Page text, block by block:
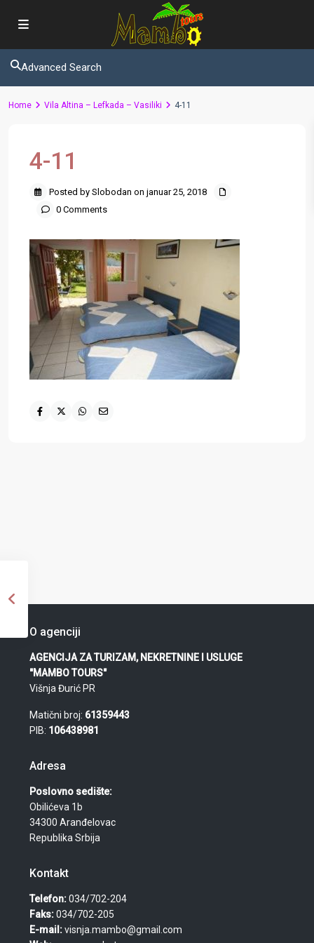
Advanced Search
Home Vila Altina – Lefkada – Vasiliki 4-11
4-11
Posted by Slobodan on januar 25, 2018
0 Comments
O agenciji
AGENCIJA ZA TURIZAM, NEKRETNINE I USLUGE
"MAMBO TOURS"
Višnja Đurić PR
Matični broj: 61359443
PIB: 106438981
Adresa
Poslovno sedište:
Obilićeva 1b
34300 Aranđelovac
Republika Srbija
Kontakt
Telefon:034/702-204
Faks:034/702-205
E-mail:visnja.mambo@gmail.com